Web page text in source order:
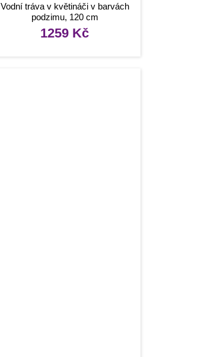
Vodní tráva v květináči v barvách
podzimu, 120 cm
1259 Kč